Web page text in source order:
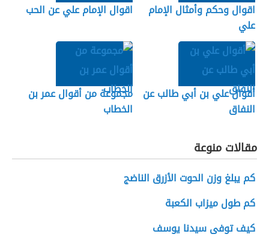
اقوال وحكم وأمثال الإمام
علي
اقوال الإمام علي عن الحب
أقوال علي بن أبي طالب عن
النفاق
مجموعة من أقوال عمر بن
الخطاب
مقالات منوعة
كم يبلغ وزن الحوت الأزرق الناضج
كم طول ميزاب الكعبة
كيف توفى سيدنا يوسف